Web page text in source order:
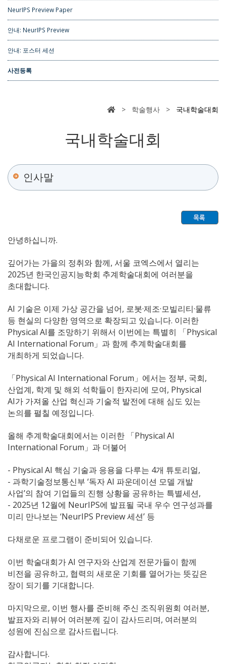
NeurIPS Preview Paper
안내: NeurIPS Preview
안내: 포스터 세션
사전등록
> 학술행사 > 국내학술대회
국내학술대회
인사말
안녕하십니까.
깊어가는 가을의 정취와 함께, 서울 코엑스에서 열리는
2025년 한국인공지능학회 추계학술대회에 여러분을
초대합니다.
AI 기술은 이제 가상 공간을 넘어, 로봇·제조·모빌리티·물류
등 현실의 다양한 영역으로 확장되고 있습니다. 이러한
Physical AI를 조망하기 위해서 이번에는 특별히 「Physical
AI International Forum」과 함께 추계학술대회를
개최하게 되었습니다.
「Physical AI International Forum」에서는 정부, 국회,
산업계, 학계 및 해외 석학들이 한자리에 모여, Physical
AI가 가져올 산업 혁신과 기술적 발전에 대해 심도 있는
논의를 펼칠 예정입니다.
올해 추계학술대회에서는 이러한 「Physical AI
International Forum」과 더불어
- Physical AI 핵심 기술과 응용을 다루는 4개 튜토리얼,
- 과학기술정보통신부 ‘독자 AI 파운데이션 모델 개발
사업’의 참여 기업들의 진행 상황을 공유하는 특별세션,
- 2025년 12월에 NeurIPS에 발표될 국내 우수 연구성과를
미리 만나보는 ‘NeurIPS Preview 세션’ 등
다채로운 프로그램이 준비되어 있습니다.
이번 학술대회가 AI 연구자와 산업계 전문가들이 함께
비전을 공유하고, 협력의 새로운 기회를 열어가는 뜻깊은
장이 되기를 기대합니다.
마지막으로, 이번 행사를 준비해 주신 조직위원회 여러분,
발표자와 리뷰어 여러분께 깊이 감사드리며, 여러분의
성원에 진심으로 감사드립니다.
감사합니다.